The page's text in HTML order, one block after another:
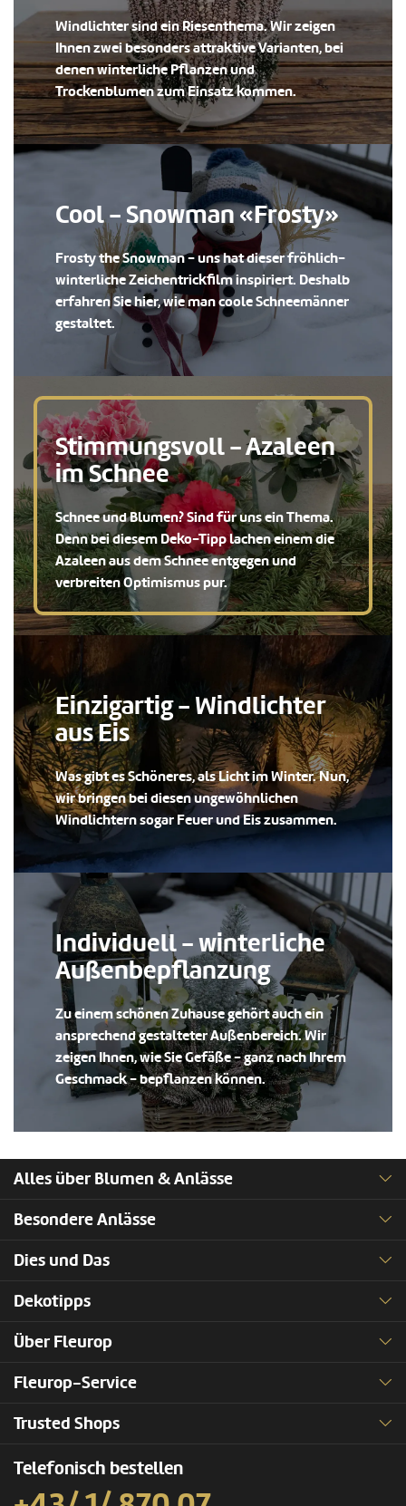
Windlichter sind ein Riesenthema. Wir zeigen
Ihnen zwei besonders attraktive Varianten, bei
denen winterliche Pflanzen und
Trockenblumen zum Einsatz kommen.
Cool - Snowman «Frosty»
Frosty the Snowman - uns hat dieser fröhlich-
winterliche Zeichentrickfilm inspiriert. Deshalb
erfahren Sie hier, wie man coole Schneemänner
gestaltet.
Stimmungsvoll - Azaleen
im Schnee
Schnee und Blumen? Sind für uns ein Thema.
Denn bei diesem Deko-Tipp lachen einem die
Azaleen aus dem Schnee entgegen und
verbreiten Optimismus pur.
Einzigartig - Windlichter
aus Eis
Was gibt es Schöneres, als Licht im Winter. Nun,
wir bringen bei diesen ungewöhnlichen
Windlichtern sogar Feuer und Eis zusammen.
Individuell - winterliche
Außenbepflanzung
Zu einem schönen Zuhause gehört auch ein
ansprechend gestalteter Außenbereich. Wir
zeigen Ihnen, wie Sie Gefäße - ganz nach Ihrem
Geschmack - bepflanzen können.
Alles über Blumen & Anlässe
Besondere Anlässe
Dies und Das
Dekotipps
Über Fleurop
Fleurop-Service
Trusted Shops
Telefonisch bestellen